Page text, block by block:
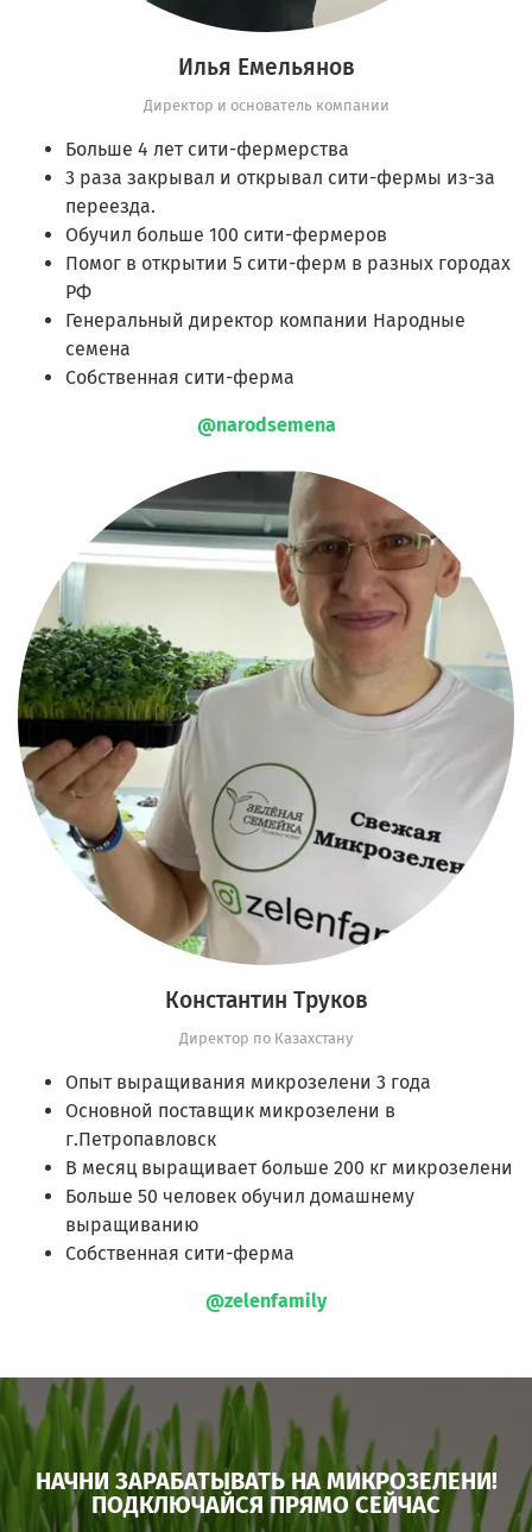
Илья Емельянов
Директор и основатель компании
Больше 4 лет сити-фермерства
3 раза закрывал и открывал сити-фермы из-за
переезда.
Обучил больше 100 сити-фермеров
Помог в открытии 5 сити-ферм в разных городах
РФ
Генеральный директор компании Народные
семена
Собственная сити-ферма
@narodsemena
Константин Труков
Директор по Казахстану
Опыт выращивания микрозелени 3 года
Основной поставщик микрозелени в
г.Петропавловск
В месяц выращивает больше 200 кг микрозелени
Больше 50 человек обучил домашнему
выращиванию
Собственная сити-ферма
@zelenfamily
НАЧНИ ЗАРАБАТЫВАТЬ НА МИКРОЗЕЛЕНИ!
ПОДКЛЮЧАЙСЯ ПРЯМО СЕЙЧАС